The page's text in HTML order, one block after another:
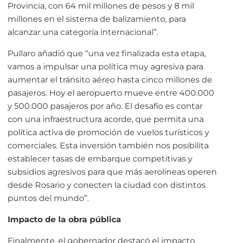
Provincia, con 64 mil millones de pesos y 8 mil
millones en el sistema de balizamiento, para
alcanzar una categoría internacional”.
Pullaro añadió que “una vez finalizada esta etapa,
vamos a impulsar una política muy agresiva para
aumentar el tránsito aéreo hasta cinco millones de
pasajeros. Hoy el aeropuerto mueve entre 400.000
y 500.000 pasajeros por año. El desafío es contar
con una infraestructura acorde, que permita una
política activa de promoción de vuelos turísticos y
comerciales. Esta inversión también nos posibilita
establecer tasas de embarque competitivas y
subsidios agresivos para que más aerolíneas operen
desde Rosario y conecten la ciudad con distintos
puntos del mundo”.
Impacto de la obra pública
Finalmente, el gobernador destacó el impacto